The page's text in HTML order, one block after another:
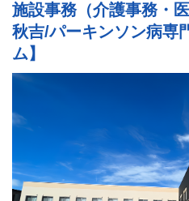
ご希望の職種URLからご確認くだ
※ページ選択後、下部のエントリ
ていただくと現在募集中施設が確
https://x.gd/Ete33
https://x.gd/hLG1r6
✅️ご予約方法
完全予約制となります。（受付締
お電話または、ページ最下部の「
ださい。
施設事務（介護事務・
秋吉/パーキンソン病専
ム】